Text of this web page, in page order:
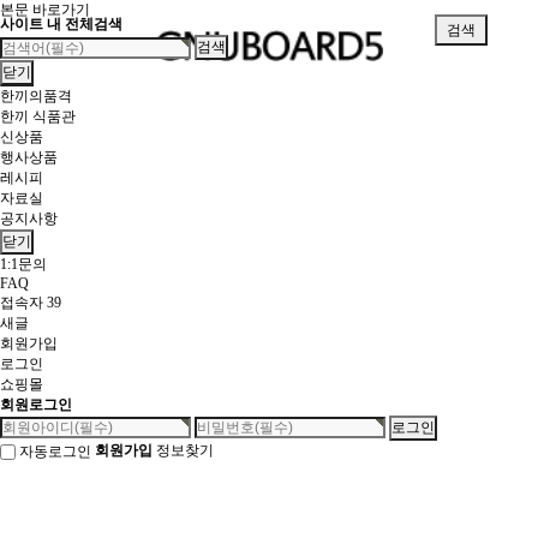
본문 바로가기
메뉴
한끼의품격
한끼 식품관
신상품
행사상품
레시피
자료실
공지사항
닫기
검색
사이트 내 전체검색
닫기
1:1문의
FAQ
접속자 39
새글
회원가입
로그인
쇼핑몰
회원로그인
자동로그인 회원가입 정보찾기